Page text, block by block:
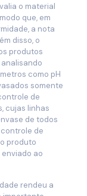
o material
que, em
a nota
disso, o
produtos
como pH
somente
de
cujas linhas
de todos
de
produto
ao
rendeu a